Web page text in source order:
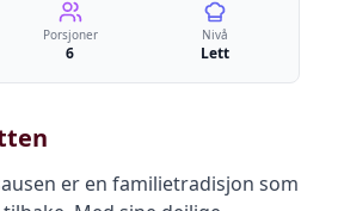
Porsjoner
6
Nivå
Lett
er en familietradisjon som